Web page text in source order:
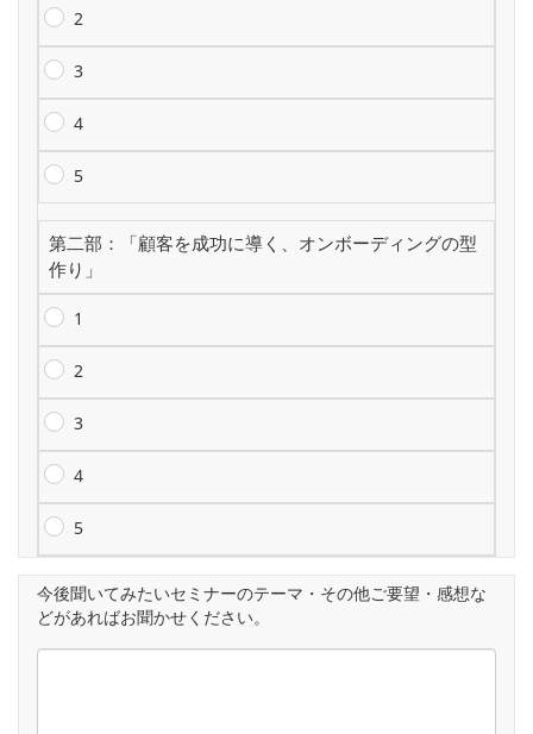
2
3
4
5
第二部：「顧客を成功に導く、オンボーディングの型
作り」
1
2
3
4
5
今後聞いてみたいセミナーのテーマ・その他ご要望・感想な
どがあればお聞かせください。